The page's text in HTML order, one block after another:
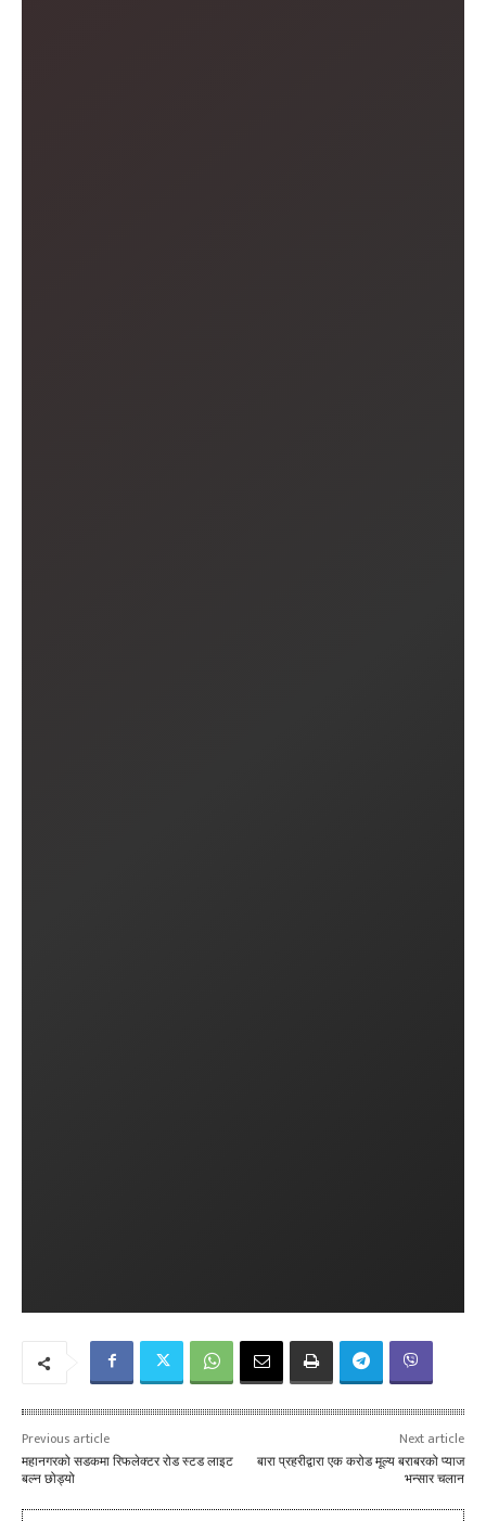
Previous article
महानगरको सडकमा रिफलेक्टर रोड स्टड लाइट
बल्न छोड्यो
Next article
बारा प्रहरीद्वारा एक करोड मूल्य बराबरको प्याज
भन्सार चलान